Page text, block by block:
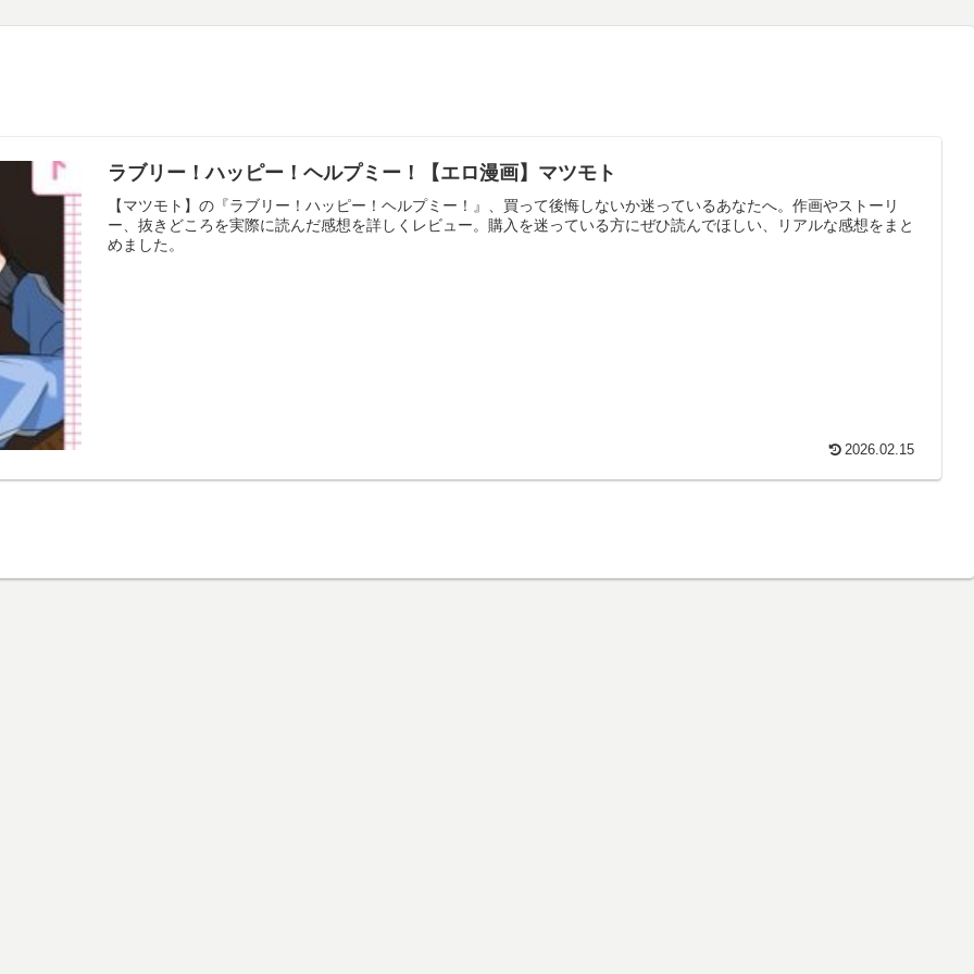
ラブリー！ハッピー！ヘルプミー！【エロ漫画】マツモト
【マツモト】の『ラブリー！ハッピー！ヘルプミー！』、買って後悔しないか迷っているあなたへ。作画やストーリ
ー、抜きどころを実際に読んだ感想を詳しくレビュー。購入を迷っている方にぜひ読んでほしい、リアルな感想をまと
めました。
2026.02.15